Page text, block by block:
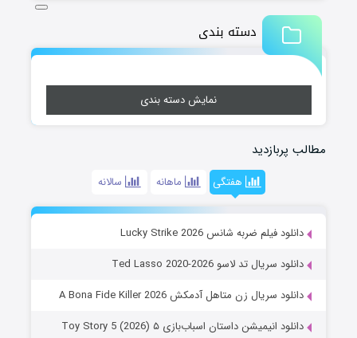
دسته بندی
نمایش دسته بندی
مطالب پربازدید
هفتگی ماهانه سالانه
دانلود فیلم ضربه شانس Lucky Strike 2026
دانلود سریال تد لاسو Ted Lasso 2020-2026
دانلود سریال زن متاهل آدمکش A Bona Fide Killer 2026
دانلود انیمیشن داستان اسباب‌بازی ۵ Toy Story 5 (2026)